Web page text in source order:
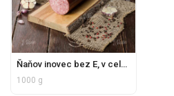
Ňaňov inovec bez E, v celku
1000 g